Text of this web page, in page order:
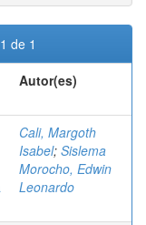
de 1
Autor(es)
Cali, Margoth
Isabel; Sislema
Morocho, Edwin
Leonardo